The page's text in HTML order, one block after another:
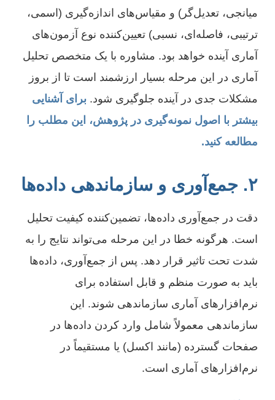
میانجی، تعدیل‌گر) و مقیاس‌های اندازه‌گیری (اسمی،
ترتیبی، فاصله‌ای، نسبی) تعیین‌کننده نوع آزمون‌های
آماری آینده خواهد بود. مشاوره با یک متخصص تحلیل
آماری در این مرحله بسیار ارزشمند است تا از بروز
مشکلات جدی در آینده جلوگیری شود. برای آشنایی
بیشتر با اصول نمونه‌گیری در پژوهش، این مطلب را
مطالعه کنید.
۲. جمع‌آوری و سازماندهی داده‌ها
دقت در جمع‌آوری داده‌ها، تضمین‌کننده کیفیت تحلیل
است. هرگونه خطا در این مرحله می‌تواند نتایج را به
شدت تحت تاثیر قرار دهد. پس از جمع‌آوری، داده‌ها
باید به صورت منظم و قابل استفاده برای
نرم‌افزارهای آماری سازماندهی شوند. این
سازماندهی معمولاً شامل وارد کردن داده‌ها در
صفحات گسترده (مانند اکسل) یا مستقیماً در
نرم‌افزارهای آماری است.